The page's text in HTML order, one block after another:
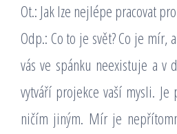
Ot.: Jak lze nejlépe pracovat
Odp.: Co to je svět? Co je mír,
vás ve spánku neexistuje a v
vytváří projekce vaší mysli.
ničím jiným. Mír je